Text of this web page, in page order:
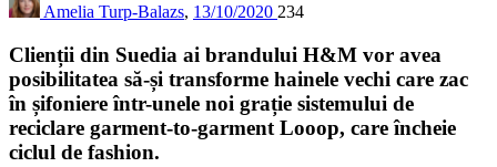
Amelia Turp-Balazs, 13/10/2020 234
Clienții din Suedia ai brandului H&M vor avea
posibilitatea să-și transforme hainele vechi care zac
în șifoniere într-unele noi grație sistemului de
reciclare garment-to-garment Looop, care încheie
ciclul de fashion.